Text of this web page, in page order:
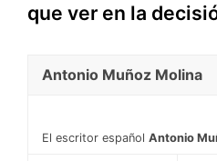
que ver en la
Antonio Muñoz Molina
El escritor español Antonio